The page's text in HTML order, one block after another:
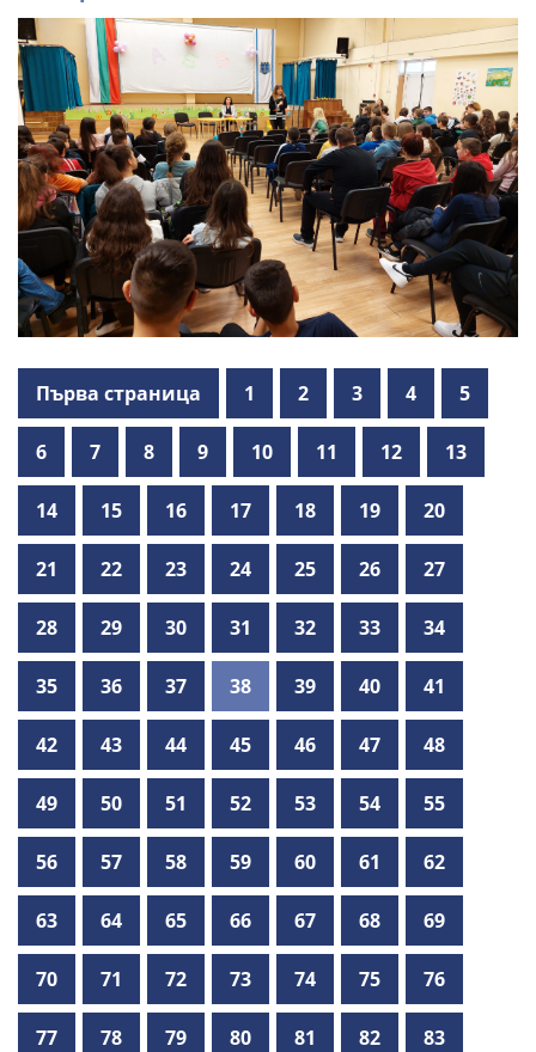
Първа страница 1 2 3 4 5
6 7 8 9 10 11 12 13
14 15 16 17 18 19 20
21 22 23 24 25 26 27
28 29 30 31 32 33 34
35 36 37 38 39 40 41
42 43 44 45 46 47 48
49 50 51 52 53 54 55
56 57 58 59 60 61 62
63 64 65 66 67 68 69
70 71 72 73 74 75 76
77 78 79 80 81 82 83